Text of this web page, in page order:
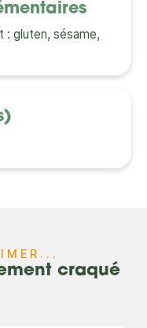
: gluten, sésame,
craqué